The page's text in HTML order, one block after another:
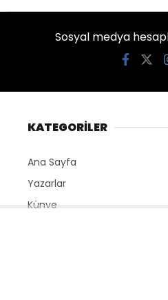
Sosyal medya
KATEGORİLER
Ana Sayfa
Yazarlar
Künye